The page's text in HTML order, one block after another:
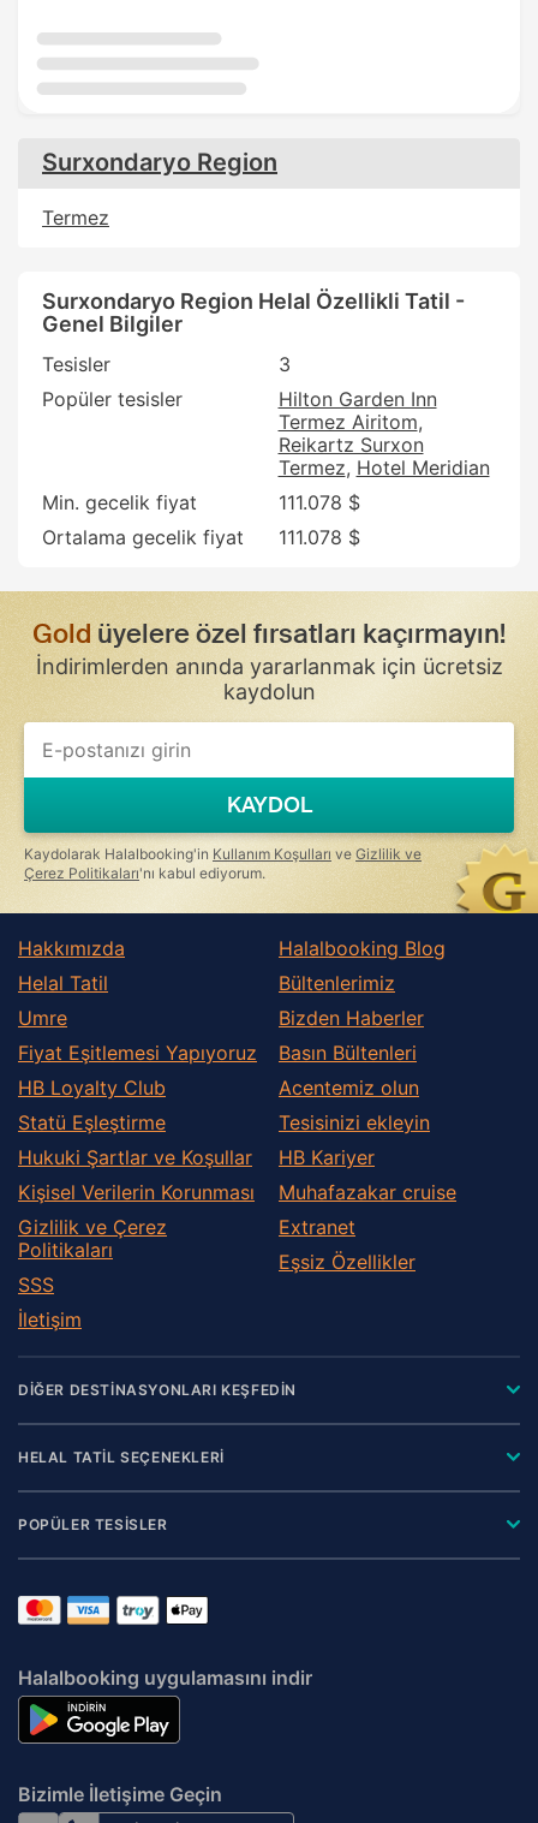
Surxondaryo Region
Termez
Surxondaryo Region Helal Özellikli Tatil -
Genel Bilgiler
Tesisler
3
Popüler tesisler
Hilton Garden Inn
Termez Airitom
Reikartz Surxon
Termez Hotel Meridian
Min. gecelik fiyat
111.078 $
Ortalama gecelik fiyat
111.078 $
Goldüyelere özel fırsatları kaçırmayın!
İndirimlerden anında yararlanmak için ücretsiz
kaydolun
KAYDOL
Kaydolarak Halalbooking'in Kullanım Koşulları ve Gizlilik ve
Çerez Politikaları'nı kabul ediyorum.
Hakkımızda
Helal Tatil
Umre
Fiyat Eşitlemesi Yapıyoruz
HB Loyalty Club
Statü Eşleştirme
Hukuki Şartlar ve Koşullar
Kişisel Verilerin Korunması
Gizlilik ve Çerez
Politikaları
SSS
İletişim
Halalbooking Blog
Bültenlerimiz
Bizden Haberler
Basın Bültenleri
Acentemiz olun
Tesisinizi ekleyin
HB Kariyer
Muhafazakar сruise
Extranet
Eşsiz Özellikler
DİĞER DESTİNASYONLARI KEŞFEDİN
HELAL TATİL SEÇENEKLERİ
POPÜLER TESİSLER
Halalbooking uygulamasını indir
Bizimle İletişime Geçin